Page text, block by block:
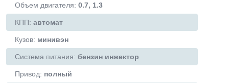
Объем двигателя: 0.7, 1.3
КПП: автомат
Кузов: минивэн
Система питания: бензин инжектор
Привод: полный